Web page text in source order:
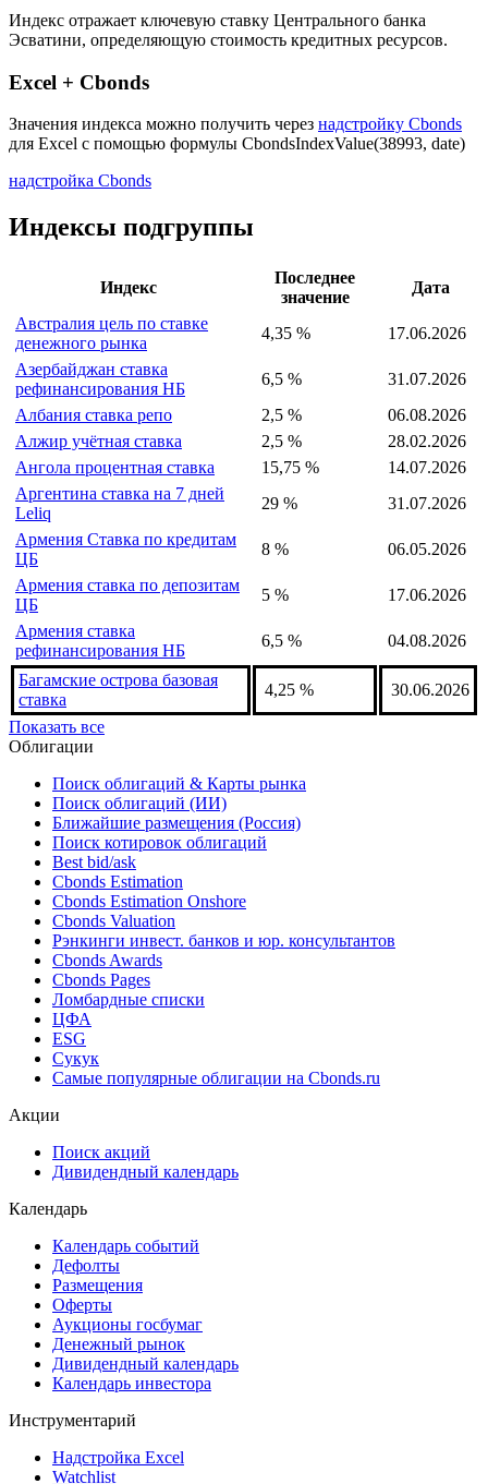
Страна: Эсватини
Индекс отражает ключевую ставку Центрального банка
Эсватини, определяющую стоимость кредитных ресурсов.
Excel + Cbonds
для Excel с помощью формулы
Индексы подгруппы
Индекс
значение
Австралия цель по ставке
денежного рынка
4,35 %
17.06.2026
Азербайджан ставка
рефинансирования НБ
6,5 %
Албания ставка репо
Алжир учётная ставка
Ангола процентная ставка
15,75 %
14.07.2026
Аргентина ставка на 7 дней
Leliq
Армения Ставка по кредитам
ЦБ
Армения ставка по депозитам
ЦБ
5 %
17.06.2026
Армения ставка
рефинансирования НБ
6,5 % 04.08.2026
Багамские острова базовая
ставка
Показать все
Облигации
Поиск облигаций & Карты рынка
Поиск облигаций (ИИ)
Ближайшие размещения (Россия)
Поиск котировок облигаций
Best bid/ask
Cbonds Estimation
Cbonds Estimation Onshore
Cbonds Valuation
Рэнкинги инвест. банков и юр. консультантов
Cbonds Awards
Cbonds Pages
Ломбардные списки
ESG
Самые популярные облигации на Cbonds.ru
Дивидендный календарь
Календарь
Календарь событий
Дефолты
Размещения
Оферты
Денежный рынок
Календарь инвестора